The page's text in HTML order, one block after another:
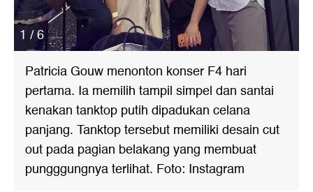
1 / 6
Patricia Gouw menonton konser F4 hari
pertama. Ia memilih tampil simpel dan santai
kenakan tanktop putih dipadukan celana
panjang. Tanktop tersebut memiliki desain cut
out pada pagian belakang yang membuat
pungggungnya terlihat. Foto: Instagram